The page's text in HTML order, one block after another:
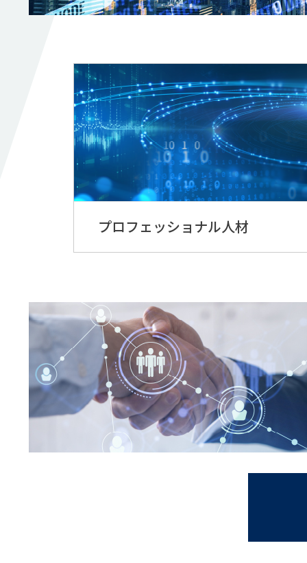
プロフェッショナル人材